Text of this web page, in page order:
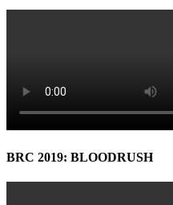
BRC 2019: BLOODRUSH